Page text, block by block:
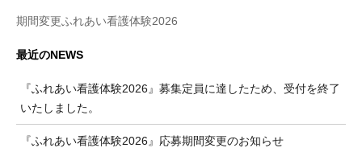
期間変更ふれあい看護体験2026
最近のNEWS
『ふれあい看護体験2026』募集定員に達したため、受付を終了
いたしました。
『ふれあい看護体験2026』応募期間変更のお知らせ